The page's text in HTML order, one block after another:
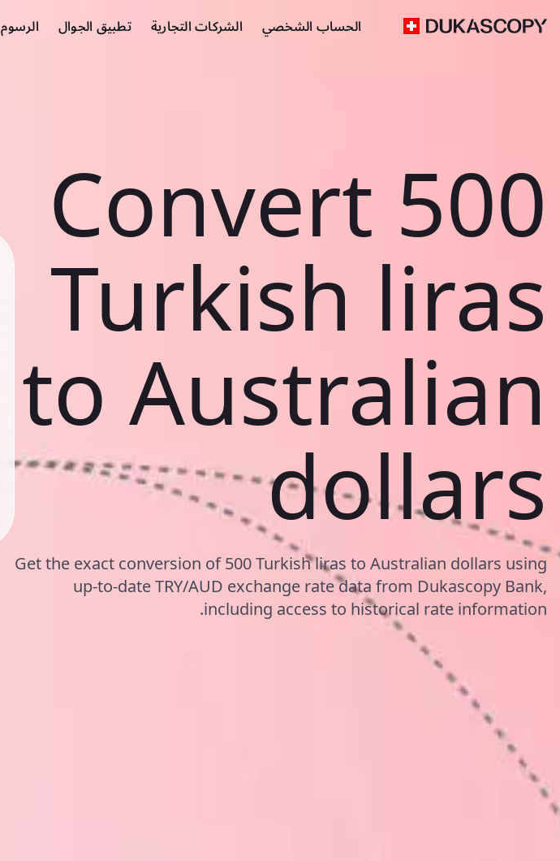
الحساب الشخصي الشركات التجارية تطبيق الجوال الرسوم
Convert 500
Turkish liras
to Australian
dollars
Get the exact conversion of 500 Turkish liras to Australian dollars using
up-to-date TRY/AUD exchange rate data from Dukascopy Bank,
including access to historical rate information.